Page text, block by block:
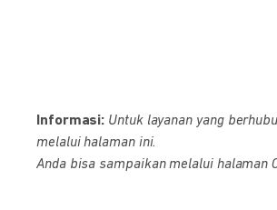
Informasi: Untuk layanan yang
melalui halaman ini.
Anda bisa sampaikan melalui halaman